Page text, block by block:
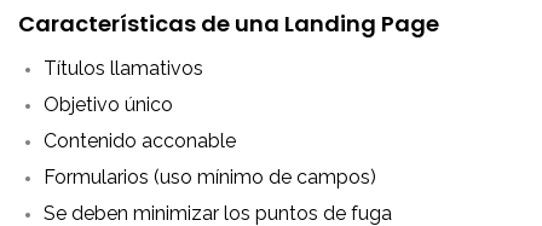
Características de una Landing Page
Títulos llamativos
Objetivo único
Contenido acconable
Formularios (uso mínimo de campos)
Se deben minimizar los puntos de fuga